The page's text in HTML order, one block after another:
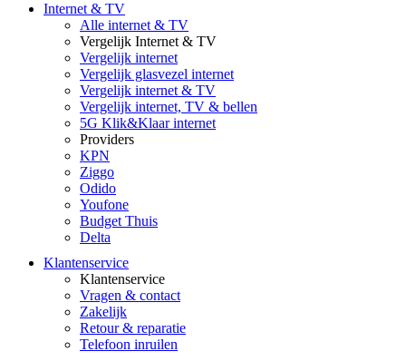
Internet & TV
Alle internet & TV
Vergelijk Internet & TV
Vergelijk internet
Vergelijk glasvezel internet
Vergelijk internet & TV
Vergelijk internet, TV & bellen
5G Klik&Klaar internet
Providers
KPN
Ziggo
Odido
Youfone
Budget Thuis
Delta
Klantenservice
Klantenservice
Vragen & contact
Zakelijk
Retour & reparatie
Telefoon inruilen